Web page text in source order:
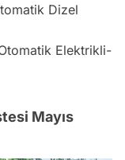
Dizel
Elektrikli-
Mayıs